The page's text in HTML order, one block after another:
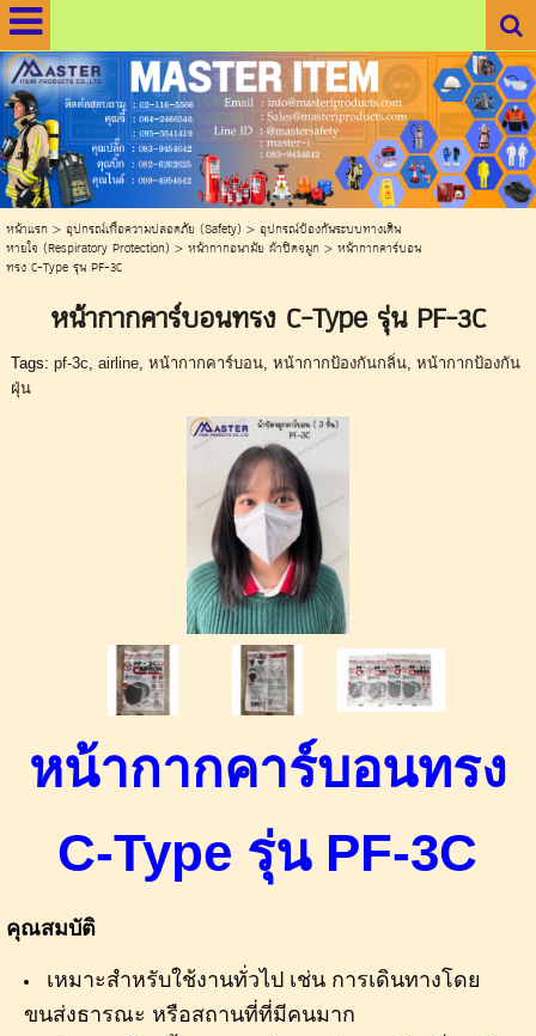
.
.
หน้าแรก> อุปกรณ์เพื่อความปลอดภัย (Safety) > อุปกรณ์ป้องกันระบบทางเดิน
หายใจ (Respiratory Protection) > หน้ากากอนามัย ผ้าปิดจมูก> หน้ากากคาร์บอน
ทรง C-Type รุ่น PF-3C
หน้ากากคาร์บอนทรง C-Type รุ่น PF-3C
Tags: pf-3c airline, หน้ากากคาร์บอน, หน้ากากป้องกันกลิ่น, หน้ากากป้องกัน
ฝุ่น
หน้ากากคาร์บอนทรง
C-Type รุ่น PF-3C
คุณสมบัติ
เหมาะสำหรับใช้งานทั่วไป เช่น การเดินทางโดย
ขนส่งธารณะ หรือสถานที่ที่มีคนมาก